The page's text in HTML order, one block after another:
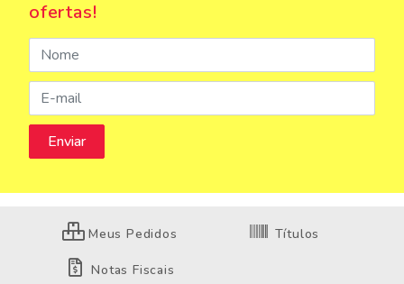
ofertas!
Meus Pedidos Títulos
Notas Fiscais